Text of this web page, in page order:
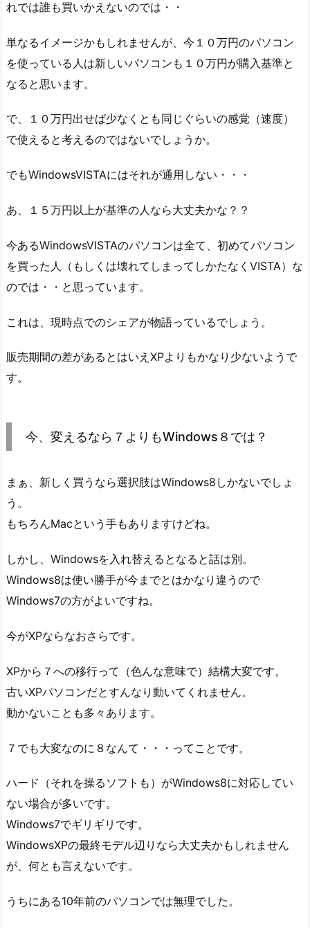
れでは誰も買いかえないのでは・・
単なるイメージかもしれませんが、今１０万円のパソコン
を使っている人は新しいパソコンも１０万円が購入基準と
なると思います。
で、１０万円出せば少なくとも同じぐらいの感覚（速度）
で使えると考えるのではないでしょうか。
でもWindowsVISTAにはそれが通用しない・・・
あ、１５万円以上が基準の人なら大丈夫かな？？
今あるWindowsVISTAのパソコンは全て、初めてパソコン
を買った人（もしくは壊れてしまってしかたなくVISTA）な
のでは・・と思っています。
これは、現時点でのシェアが物語っているでしょう。
販売期間の差があるとはいえXPよりもかなり少ないようで
す。
今、変えるなら７よりもWindows８では？
まぁ、新しく買うなら選択肢はWindows8しかないでしょ
う。
もちろんMacという手もありますけどね。
しかし、Windowsを入れ替えるとなると話は別。
Windows8は使い勝手が今までとはかなり違うので
Windows7の方がよいですね。
今がXPならなおさらです。
XPから７への移行って（色んな意味で）結構大変です。
古いXPパソコンだとすんなり動いてくれません。
動かないことも多々あります。
７でも大変なのに８なんて・・・ってことです。
ハード（それを操るソフトも）がWindows8に対応してい
ない場合が多いです。
Windows7でギリギリです。
WindowsXPの最終モデル辺りなら大丈夫かもしれません
が、何とも言えないです。
うちにある10年前のパソコンでは無理でした。